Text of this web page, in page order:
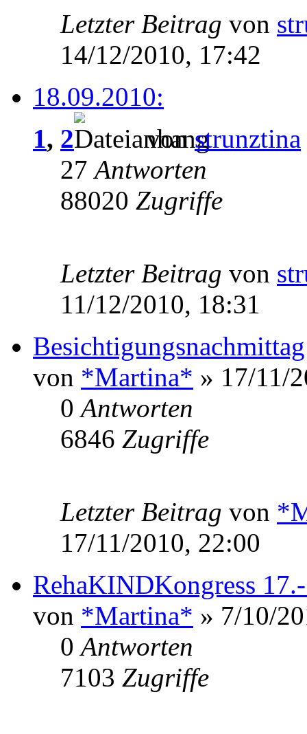
Letzter Beitrag von
14/12/2010, 17:42
18.09.2010:
1, 2 vonstrunztina
27Antworten
88020 Zugriffe
Letzter Beitrag von
11/12/2010, 18:31
von *Martina* » 17/11/
0Antworten
6846 Zugriffe
Letzter Beitrag von
17/11/2010, 22:00
RehaKINDKongress
von *Martina* » 7/10/
0Antworten
7103 Zugriffe